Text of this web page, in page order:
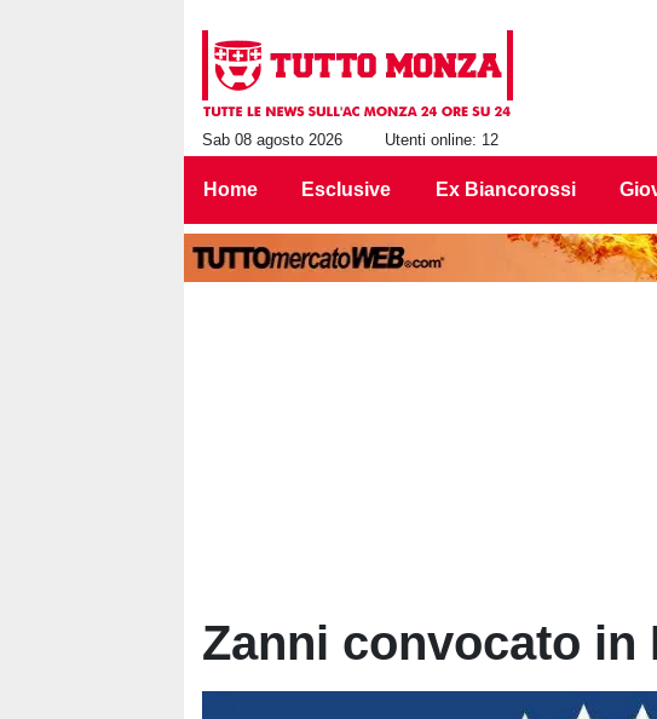
Sab 08 agosto 2026 Utenti online: 12
Home Esclusive Ex Biancorossi
Zanni convocato in